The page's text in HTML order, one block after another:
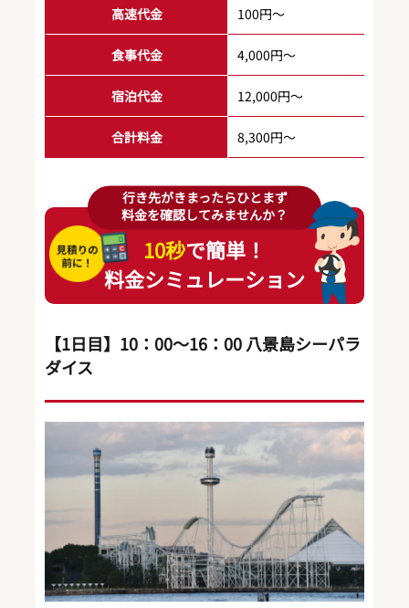
高速代金 100円～
食事代金 4,000円～
宿泊代金 12,000円～
合計料金 8,300円～
行き先がきまったらひとまず
料金を確認してみませんか？
10秒で簡単！
料金シミュレーション
【1日目】10：00～16：00 八景島シーパラ
ダイス